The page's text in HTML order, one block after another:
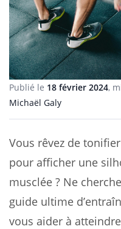
Publié le 18 février 2024,
Michaël Galy
Vous rêvez de
pour afficher une
musclée ? Ne
guide ultime
vous aider à